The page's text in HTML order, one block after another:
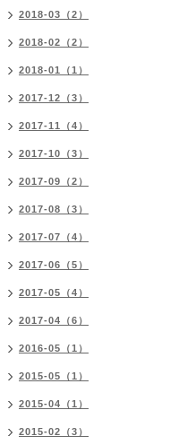
2018-03（2）
2018-02（2）
2018-01（1）
2017-12（3）
2017-11（4）
2017-10（3）
2017-09（2）
2017-08（3）
2017-07（4）
2017-06（5）
2017-05（4）
2017-04（6）
2016-05（1）
2015-05（1）
2015-04（1）
2015-02（3）